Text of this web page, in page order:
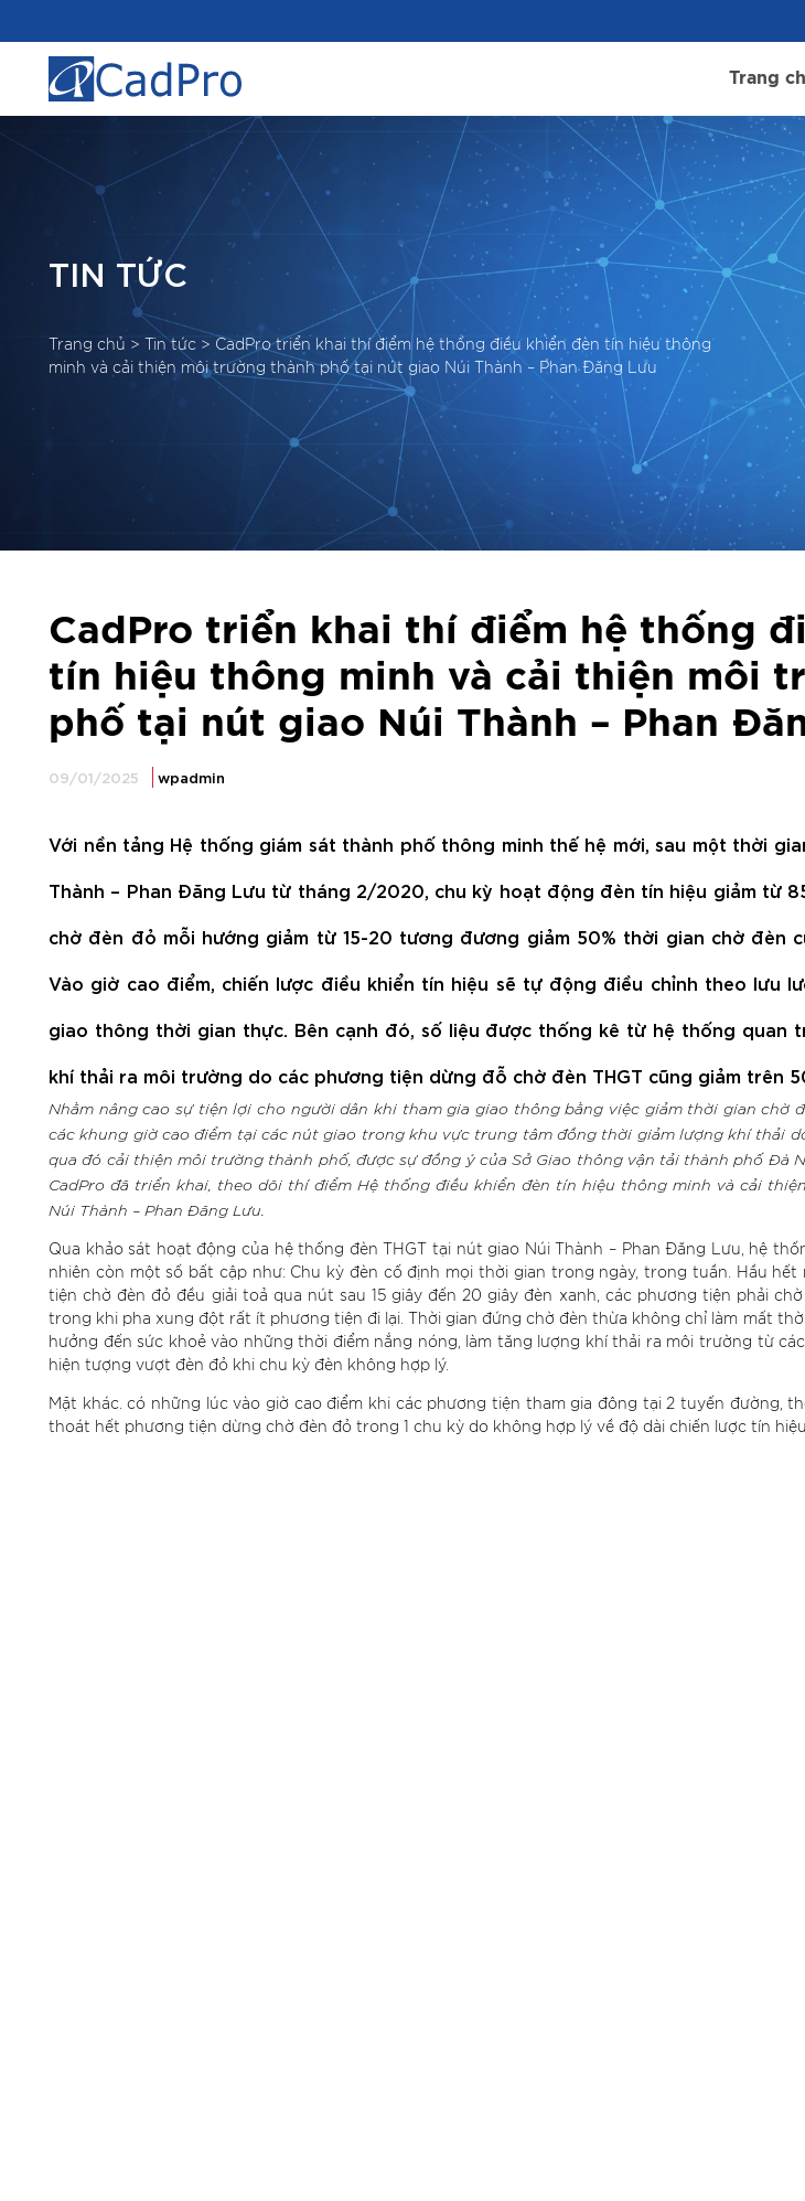
Trang
TIN TỨC
Trang chủ > Tin tức > CadPro triển khai thí điểm hệ thống điều khiển đèn tín hiệu thông
minh và cải thiện môi trường thành phố tại nút giao Núi Thành – Phan Đăng Lưu
CadPro triển khai thí điểm hệ thống
tín hiệu thông minh và cải thiện môi
phố tại nút giao Núi Thành – Phan
09/01/2025 wpadmin
Với nền tảng Hệ thống giám sát thành phố thông minh thế hệ mới, sau một thời
Thành – Phan Đăng Lưu từ tháng 2/2020, chu kỳ hoạt động đèn tín hiệu giảm từ
chờ đèn đỏ mỗi hướng giảm từ 15-20 tương đương giảm 50% thời gian chờ đèn
Vào giờ cao điểm, chiến lược điều khiển tín hiệu sẽ tự động điều chỉnh theo lưu
giao thông thời gian thực. Bên cạnh đó, số liệu được thống kê từ hệ thống quan
khí thải ra môi trường do các phương tiện dừng đỗ chờ đèn THGT cũng giảm trên
Nhằm nâng cao sự tiện lợi cho người dân khi tham gia giao thông bằng việc giảm thời gian chờ
các khung giờ cao điểm tại các nút giao trong khu vực trung tâm đồng thời giảm lượng khí thải
qua đó cải thiện môi trường thành phố, được sự đồng ý của Sở Giao thông vận tải thành phố Đà
CadPro đã triển khai, theo dõi thí điểm Hệ thống điều khiển đèn tín hiệu thông minh và cải
Núi Thành – Phan Đăng Lưu.
Qua khảo sát hoạt động của hệ thống đèn THGT tại nút giao Núi Thành – Phan Đăng Lưu, hệ
nhiên còn một số bất cập như: Chu kỳ đèn cố định mọi thời gian trong ngày, trong tuần. Hầu
tiện chờ đèn đỏ đều giải toả qua nút sau 15 giây đến 20 giây đèn xanh, các phương tiện phải
trong khi pha xung đột rất ít phương tiện đi lại. Thời gian đứng chờ đèn thừa không chỉ làm mất
hưởng đến sức khoẻ vào những thời điểm nắng nóng, làm tăng lượng khí thải ra môi trường từ
hiện tượng vượt đèn đỏ khi chu kỳ đèn không hợp lý.
Mặt khác. có những lúc vào giờ cao điểm khi các phương tiện tham gia đông tại 2 tuyến đường,
thoát hết phương tiện dừng chờ đèn đỏ trong 1 chu kỳ do không hợp lý về độ dài chiến lược tín